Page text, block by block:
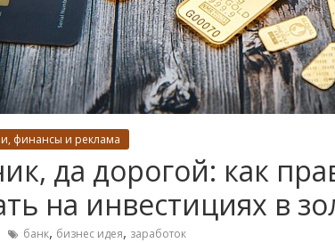
финансы и реклама
да дорогой: как
на инвестициях в
банк, бизнес идея, заработок